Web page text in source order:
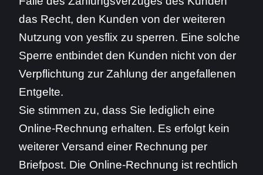
das Recht, den Kunden von der weiteren
Nutzung von yesflix zu sperren. Eine solche
Sperre entbindet den Kunden nicht von der
Verpflichtung zur Zahlung der angefallenen
Entgelte.
Sie stimmen zu, dass Sie lediglich eine
Online-Rechnung erhalten. Es erfolgt kein
weiterer Versand einer Rechnung per
Briefpost. Die Online-Rechnung ist rechtlich